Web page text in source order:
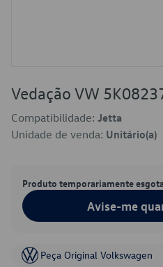
Vedação VW
Compatibilidade: Jetta
Unidade de venda: Unitário(a)
Produto temporariamente
Avise-me
Peça Original Volkswagen